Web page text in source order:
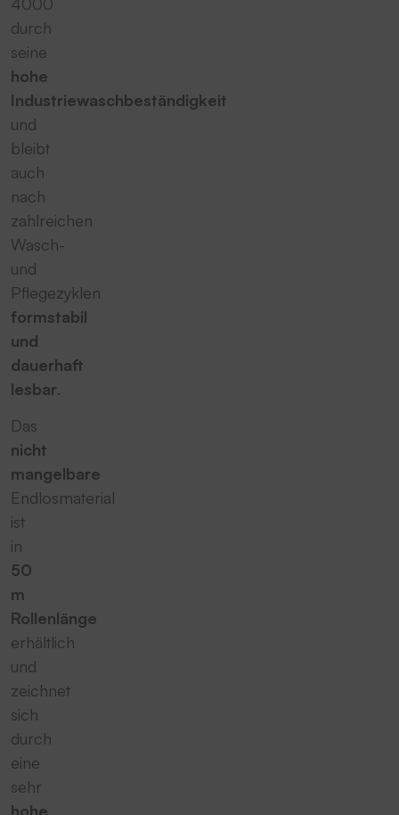
durch
seine
hohe
Industriewaschbeständigkeit
und
bleibt
auch
nach
zahlreichen
Wasch-
und
Pflegezyklen
formstabil
und
dauerhaft
lesbar.
Das
nicht
mangelbare
Endlosmaterial
ist
in
50
m
Rollenlänge
erhältlich
und
zeichnet
sich
durch
eine
sehr
hohe